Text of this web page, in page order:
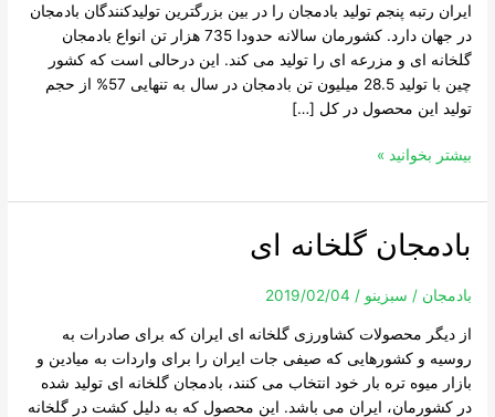
ایران رتبه پنجم تولید بادمجان را در بین بزرگترین تولیدکنندگان بادمجان
در جهان دارد. کشورمان سالانه حدودا 735 هزار تن انواع بادمجان
گلخانه ای و مزرعه ای را تولید می کند. این درحالی است که کشور
چین با تولید 28.5 میلیون تن بادمجان در سال به تنهایی 57% از حجم
تولید این محصول در کل […]
بیشتر بخوانید »
بادمجان گلخانه ای
بادمجان / سبزینو/
2019/02/04
از دیگر محصولات کشاورزی گلخانه ای ایران که برای صادرات به
روسیه و کشورهایی که صیفی جات ایران را برای واردات به میادین و
بازار میوه تره بار خود انتخاب می کنند، بادمجان گلخانه ای تولید شده
در کشورمان، ایران می باشد. این محصول که به دلیل کشت در گلخانه
بادمجان
گلخانه
ای